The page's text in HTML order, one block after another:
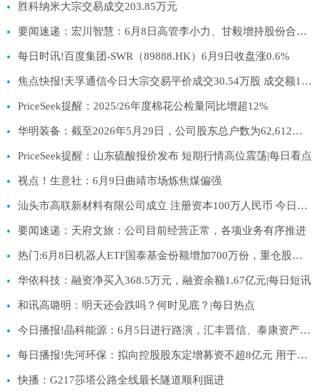
胜科纳米大宗交易成交203.85万元
要闻速递：宏川智慧：6月8日高管李小力、甘毅增持股份合计53.87万股
每日时讯!百度集团-SWR（89888.HK）6月9日收盘涨0.6%
焦点快报!天孚通信今日大宗交易平价成交30.54万股 成交额1.36亿元
PriceSeek提醒：2025/26年度棉花公检量同比增超12%
华明装备：截至2026年5月29日，公司股东总户数为62,612户-当前热门
PriceSeek提醒：山东硫酸报价发布 短期行情高位震荡|每日看点
视点！生意社：6月9日曲靖市场炼焦煤偏强
汕头市高联新材料有限公司成立 注册资本100万人民币 今日热搜
要闻速递：天府文旅：公司目前经营正常，各项业务有序推进
热门:6月8日机器人ETF国泰基金份额增加700万份，重仓股科大讯飞、汇川技术、大族激光
华依科技：融资净买入368.5万元，融资余额1.67亿元|每日短讯
和讯高璐明：明天还会跌吗？何时见底？|每日热点
今日播报!晶科能源：6月5日进行路演，汇丰晋信、泰康资产等多家机构参与
每日播报!先河环保：拟向控股股东定增募资不超8亿元 用于补充流动资金
快播：G217莎塔公路全线最长隧道顺利掘进